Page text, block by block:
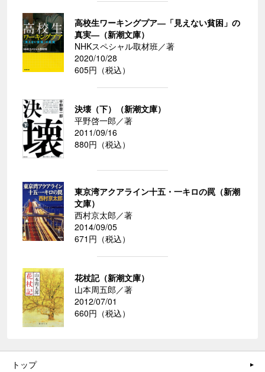
高校生ワーキングプア―「見えない貧困」の
真実―（新潮文庫）
NHKスペシャル取材班／著
2020/10/28
605円（税込）
決壊（下）（新潮文庫）
平野啓一郎／著
2011/09/16
880円（税込）
東京湾アクアライン十五・一キロの罠（新潮
文庫）
西村京太郎／著
2014/09/05
671円（税込）
花杖記（新潮文庫）
山本周五郎／著
2012/07/01
660円（税込）
トップ